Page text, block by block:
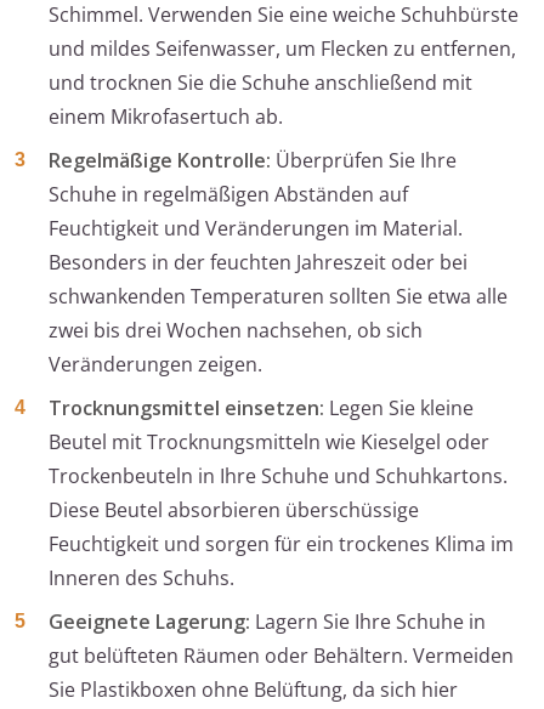
Schimmel. Verwenden Sie eine weiche Schuhbürste
und mildes Seifenwasser, um Flecken zu entfernen,
und trocknen Sie die Schuhe anschließend mit
einem Mikrofasertuch ab.
Regelmäßige Kontrolle: Überprüfen Sie Ihre
Schuhe in regelmäßigen Abständen auf
Feuchtigkeit und Veränderungen im Material.
Besonders in der feuchten Jahreszeit oder bei
schwankenden Temperaturen sollten Sie etwa alle
zwei bis drei Wochen nachsehen, ob sich
Veränderungen zeigen.
Trocknungsmittel einsetzen: Legen Sie kleine
Beutel mit Trocknungsmitteln wie Kieselgel oder
Trockenbeuteln in Ihre Schuhe und Schuhkartons.
Diese Beutel absorbieren überschüssige
Feuchtigkeit und sorgen für ein trockenes Klima im
Inneren des Schuhs.
Geeignete Lagerung: Lagern Sie Ihre Schuhe in
gut belüfteten Räumen oder Behältern. Vermeiden
Sie Plastikboxen ohne Belüftung, da sich hier